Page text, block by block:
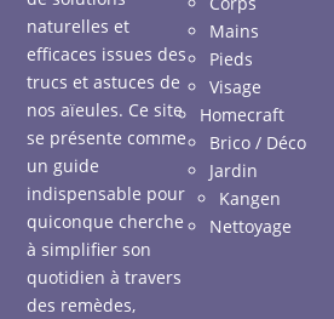
naturelles et
efficaces issues des
trucs et astuces de
nos aïeules. Ce site
se présente comme
un guide
indispensable pour
quiconque cherche
à simplifier son
quotidien à travers
des remèdes,
Mains
Pieds
Visage
Homecraft
Brico / Déco
Jardin
Kangen
Nettoyage